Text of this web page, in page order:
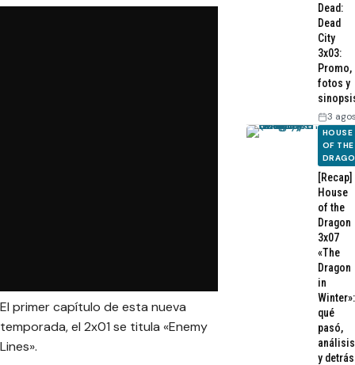
El primer capítulo de esta nueva
temporada, el 2x01 se titula «Enemy
Lines».
Dead:
Dead
City
3x03:
Promo,
fotos y
3
HOUSE
OF THE
[Recap]
House
of the
Dragon
3x07
«The
Dragon
in
Winter»:
qué
pasó,
análisis
y detrás